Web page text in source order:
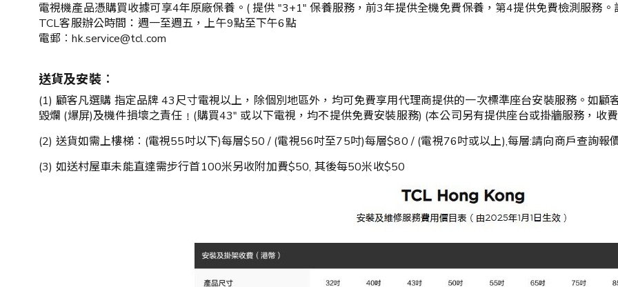
電視機產品憑購買收據可享4年原廠保養。( 提供 "3+1" 保養服務，前3年提供全機免費保養，第4提供免費檢測服務
TCL客服辦公時間：週一至週五，上午9點至下午6點
電郵︰hk.service@tcl.com
送貨及安裝︰
(1) 顧客凡選購 指定品牌 43尺寸電視以上，除個別地區外，均可免費享用代理商提供的一次標準座台安裝服務。如
毀爛 (爆屏)及機件損壞之責任﹗(購買43" 或以下電視，均不提供免費安裝服務) (本公司另有提供座台或掛牆服務，收
(2) 送貨如需上樓梯︰(電視55吋以下)每層$50 / (電視56吋至75吋)每層$80 / (電視76吋或以上),每層:請向商戶查詢
(3) 如送村屋車未能直達需步行首100米另收附加費$50, 其後每50米收$50